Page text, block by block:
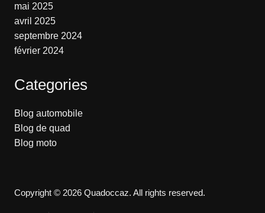
mai 2025
avril 2025
septembre 2024
février 2024
Categories
Blog automobile
Blog de quad
Blog moto
Copyright © 2026 Quadoccaz. All rights reserved.